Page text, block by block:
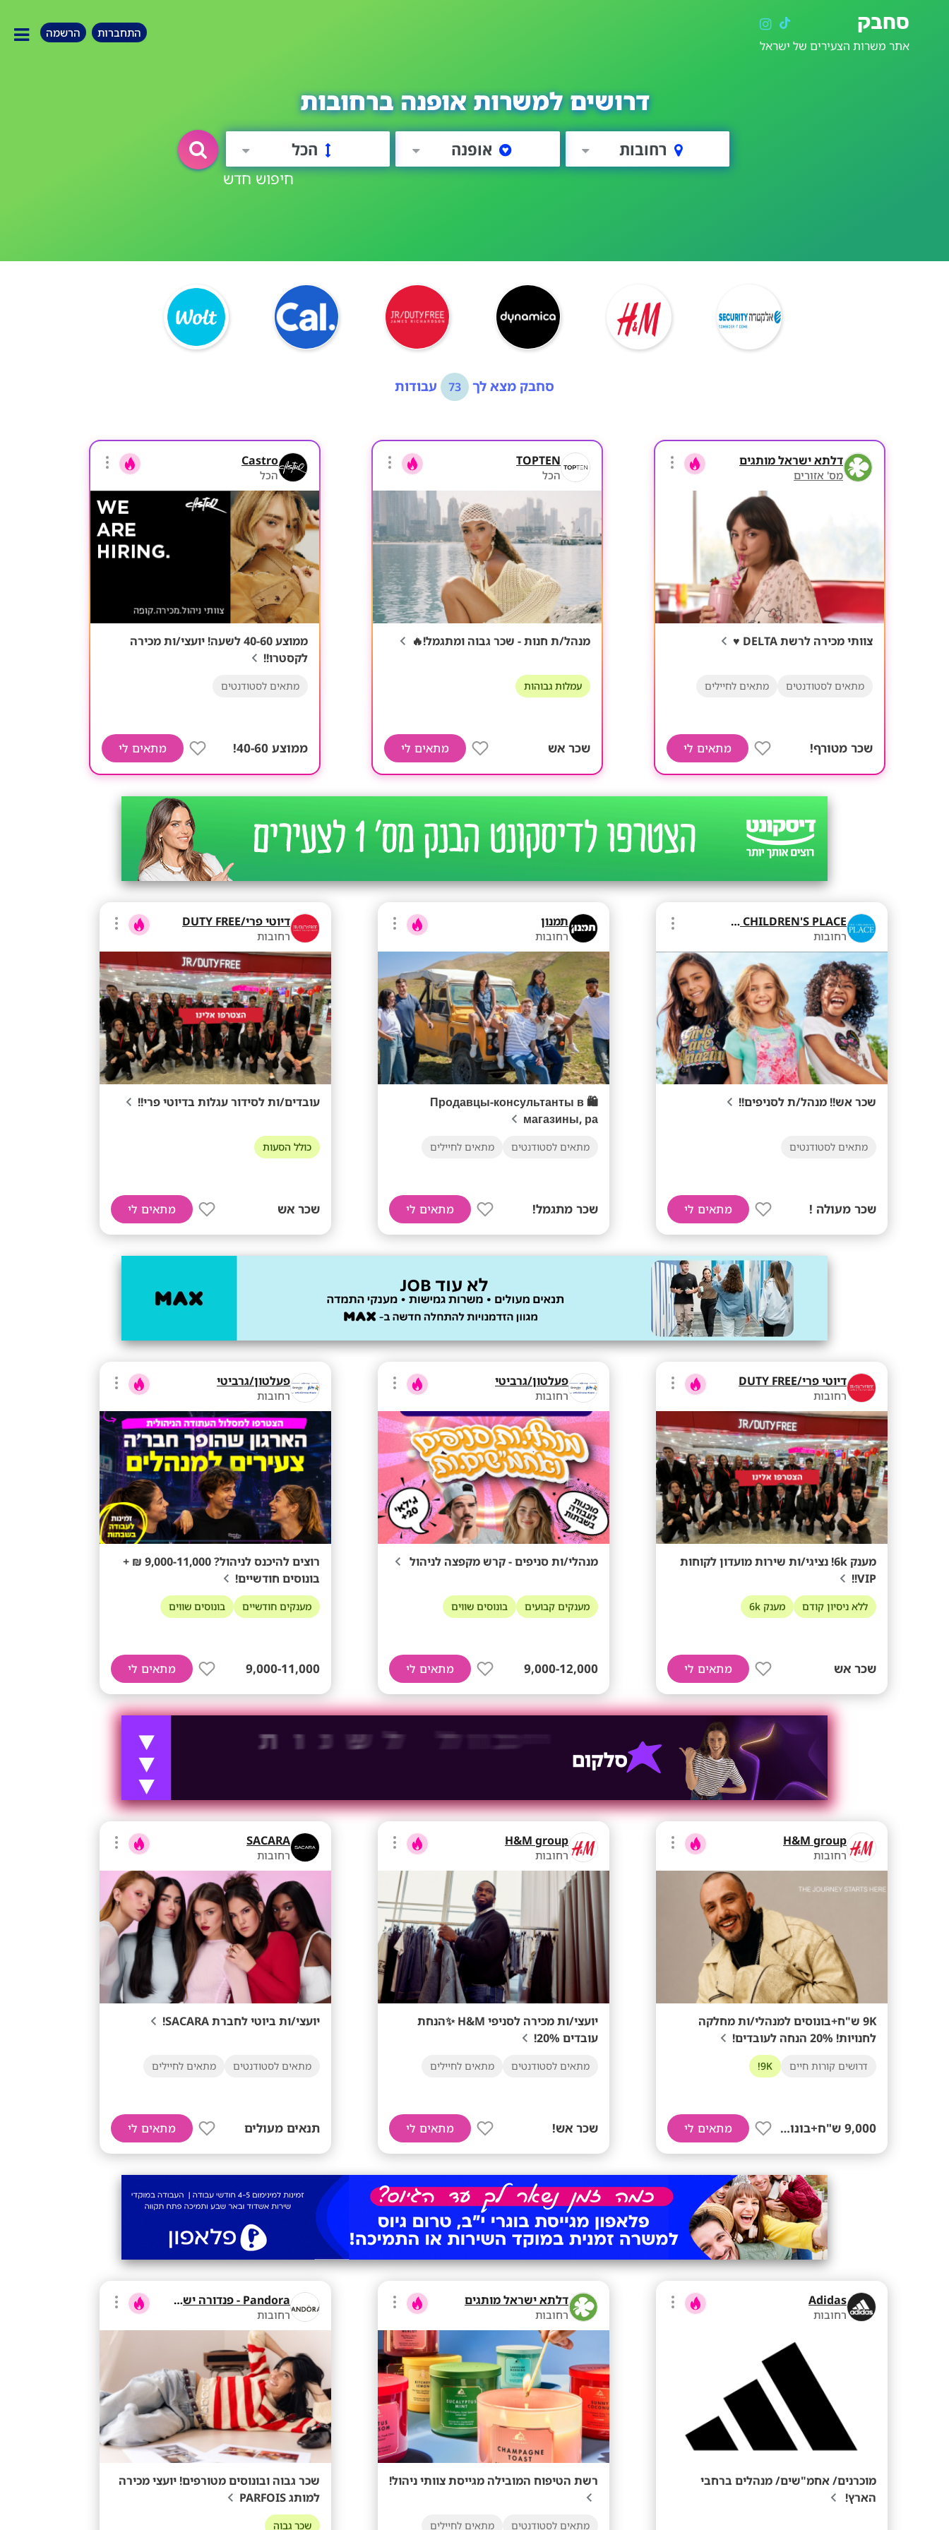
סחבק
אתר משרות הצעירים של ישראל
התחברות הרשמה
דרושים למשרות אופנה ברחובות
רחובות אופנה הכל
חיפוש חדש
סחבק מצא לך 73 עבודות
דלתא ישראל מותגים
מס' אזורים
צוותי מכירה לרשת DELTA ♥
מתאים לסטודנטים מתאים לחיילים
שכר מטורף! מתאים לי
TOPTEN
הכל
מנהל/ת חנות - שכר גבוה ומתגמל!🔥
עמלות גבוהות
שכר אש מתאים לי
Castro
הכל
ממוצע 40-60 לשעה! יועצי/ות מכירה
לקסטרו!!
מתאים לסטודנטים
ממוצע 40-60! מתאים לי
THE CHILDREN'S PLACE
רחובות
שכר אש!! מנהל/ת לסניפים!!
מתאים לסטודנטים
שכר מעולה ! מתאים לי
תמנון
רחובות
🛍️ Продавцы-консультанты в
магазины, ра
מתאים לסטודנטים מתאים לחיילים
שכר מתגמל! מתאים לי
דיוטי פרי/DUTY FREE
רחובות
עובדים/ות לסידור עגלות בדיוטי פרי!!
כולל הסעות
שכר אש מתאים לי
דיוטי פרי/DUTY FREE
רחובות
מענק 6k! נציגי/ות שירות מועדון לקוחות
VIP!!
ללא ניסיון קודם מענק 6k
שכר אש מתאים לי
פעלטון/גרביטי
רחובות
מנהלי/ות סניפים - קרש מקפצה לניהול
מענקים קבועים בונוסים שווים
9,000-12,000 מתאים לי
פעלטון/גרביטי
רחובות
רוצים להיכנס לניהול? 9,000-11,000 ₪ +
בונוסים חודשיים!
מענקים חודשיים בונוסים שווים
9,000-11,000 מתאים לי
H&M group
רחובות
9K ש"ח+בונוסים למנהלי/ות מחלקה
לחנויות! 20% הנחה לעובדים!
דרושים קורות חיים 9K!
9,000 ש"ח+בונוסים! מתאים לי
H&M group
רחובות
יועצי/ות מכירה לסניפי H&M ✨הנחת
עובדים 20%!
מתאים לסטודנטים מתאים לחיילים
שכר אש! מתאים לי
SACARA
רחובות
יועצי/ות ביוטי לחברת SACARA!
מתאים לסטודנטים מתאים לחיילים
תנאים מעולים מתאים לי
Adidas
רחובות
מוכרנים/ אחמ"שים/ מנהלים ברחבי
הארץ!
דלתא ישראל מותגים
רחובות
רשת הטיפוח המובילה מגייסת צוותי ניהול!
מתאים לסטודנטים מתאים לחיילים
Pandora - פנדורה ישראל
רחובות
שכר גבוה ובונוסים מטורפים! יועצי מכירה
למותג PARFOIS
שכר גבוה